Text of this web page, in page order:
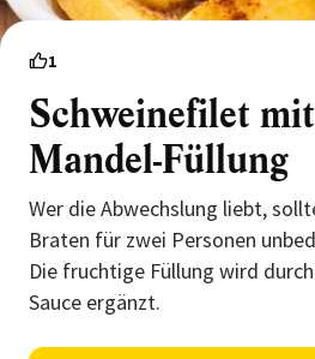
1
Schweinefilet
Mandel-Füllung
Wer die Abwechslung liebt,
Braten für zwei Personen
Die fruchtige Füllung wird
Sauce ergänzt.